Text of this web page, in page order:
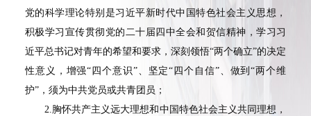
党的科学理论特别是习近平新时代中国特色社会主义思想，
积极学习宣传贯彻党的二十届四中全会和贺信精神，学习习
近平总书记对青年的希望和要求，深刻领悟“两个确立”的决定
性意义，增强“四个意识”、坚定“四个自信”、做到“两个维
护”，须为中共党员或共青团员；
2.胸怀共产主义远大理想和中国特色社会主义共同理想，